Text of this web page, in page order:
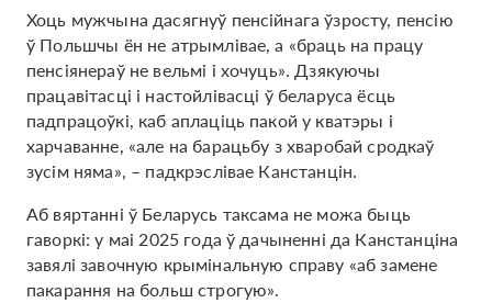
Хоць мужчына дасягнуў пенсійнага ўзросту, пенсію
ў Польшчы ён не атрымлівае, а «браць на працу
пенсіянераў не вельмі і хочуць». Дзякуючы
працавітасці і настойлівасці ў беларуса ёсць
падпрацоўкі, каб аплаціць пакой у кватэры і
харчаванне, «але на барацьбу з хваробай сродкаў
зусім няма», – падкрэслівае Канстанцін.
Аб вяртанні ў Беларусь таксама не можа быць
гаворкі: у маі 2025 года ў дачыненні да Канстанціна
завялі завочную крымінальную справу «аб замене
пакарання на больш строгую».